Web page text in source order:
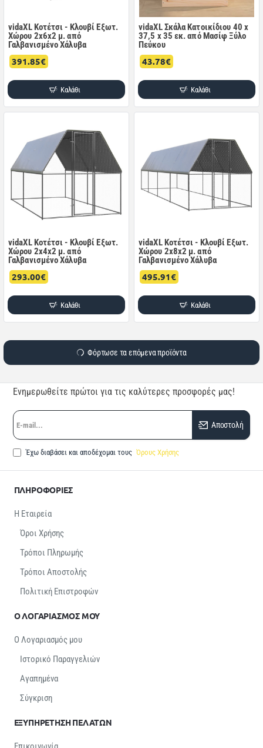
vidaXL Κοτέτσι - Κλουβί Εξωτ.
Χώρου 2x6x2 μ. από
Γαλβανισμένο Χάλυβα
391.85€
Καλάθι
vidaXL Σκάλα Κατοικίδιου 40 x
37,5 x 35 εκ. από Μασίφ Ξύλο
Πεύκου
43.78€
Καλάθι
vidaXL Κοτέτσι - Κλουβί Εξωτ.
Χώρου 2x4x2 μ. από
Γαλβανισμένο Χάλυβα
293.00€
Καλάθι
vidaXL Κοτέτσι - Κλουβί Εξωτ.
Χώρου 2x8x2 μ. από
Γαλβανισμένο Χάλυβα
495.91€
Καλάθι
Φόρτωσε τα επόμενα προϊόντα
Ενημερωθείτε πρώτοι για τις καλύτερες προσφορές μας!
E-
mail...
Αποστολή
Έχω διαβάσει και αποδέχομαι τους Όρους Χρήσης
ΠΛΗΡΟΦΟΡΙΕΣ
Η Εταιρεία
Όροι Χρήσης
Τρόποι Πληρωμής
Τρόποι Αποστολής
Πολιτική Επιστροφών
Ο ΛΟΓΑΡΙΑΣΜΟΣ ΜΟΥ
Ο Λογαριασμός μου
Ιστορικό Παραγγελιών
Αγαπημένα
Σύγκριση
ΕΞΥΠΗΡΕΤΗΣΗ ΠΕΛΑΤΩΝ